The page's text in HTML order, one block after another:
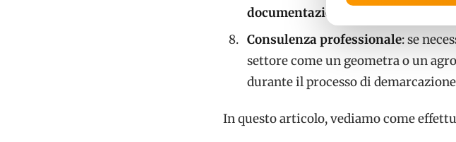
documentazione
per futuri
Consulenza professionale: se
settore come un geometra o un
durante il processo di
In questo articolo, vediamo come